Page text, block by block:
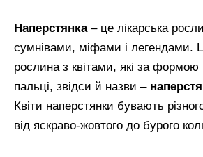
Наперстянка– це лікарська
сумнівами, міфами і легендами.
рослина з квітами, які за формою
пальці, звідси й назви –
Квіти наперстянки бувають
від яскраво-жовтого до бурого